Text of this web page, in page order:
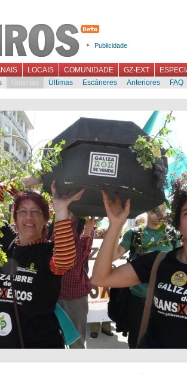
Publicidade
LOCAIS COMUNIDADE GZ-EXT
Galerías Últimas Escáneres Anteriores FAQ